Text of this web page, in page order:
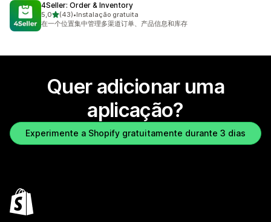
4Seller: Order & Inventory
5,0de 5 estrelas
(43)
43 total de avaliações
•Instalação gratuita
在一个位置集中管理多渠道订单、产品信息和库存
Quer adicionar uma
aplicação?
Experimente a Shopify gratuitamente durante 3 dias